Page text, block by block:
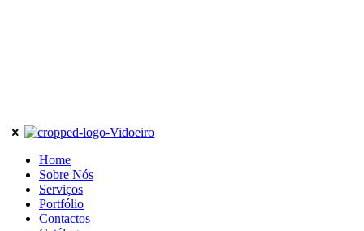
Home
Sobre Nós
Serviços
Portfólio
Contactos